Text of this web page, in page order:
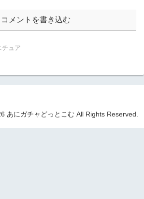
コメントを書き込む
チュア
あにガチャどっとこむ All Rights Reserved.